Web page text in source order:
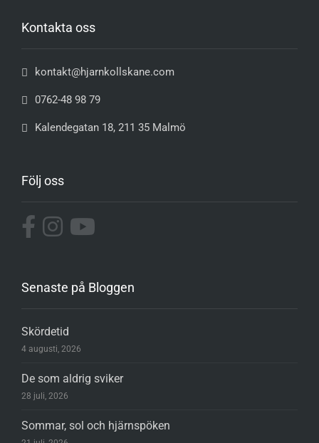
Kontakta oss
kontakt@hjarnkollskane.com
0762-48 98 79
Kalendegatan 18, 211 35 Malmö
Följ oss
Senaste på Bloggen
Skördetid
4 augusti, 2026
De som aldrig sviker
28 juli, 2026
Sommar, sol och hjärnspöken